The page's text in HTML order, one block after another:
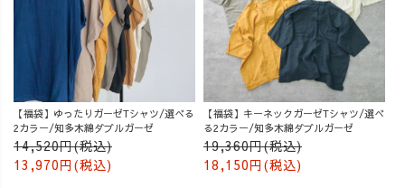
【福袋】ゆったりガーゼTシャツ/選べる
2カラー/知多木綿ダブルガーゼ
14,520円(税込)
13,970円(税込)
【福袋】キーネックガーゼTシャツ/選べ
る2カラー/知多木綿ダブルガーゼ
19,360円(税込)
18,150円(税込)